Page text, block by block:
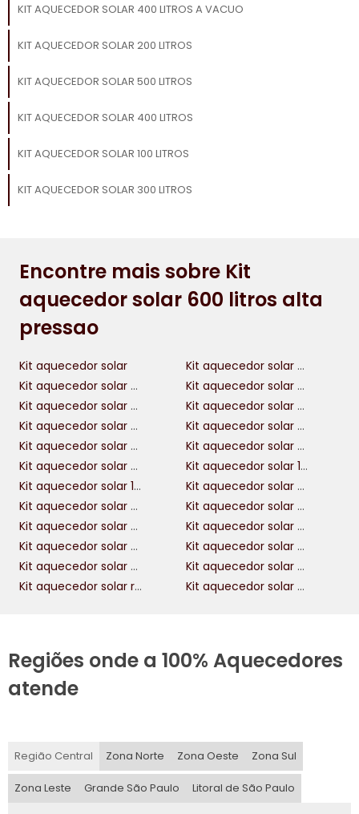
KIT AQUECEDOR SOLAR 400 LITROS A VACUO
KIT AQUECEDOR SOLAR 200 LITROS
KIT AQUECEDOR SOLAR 500 LITROS
KIT AQUECEDOR SOLAR 400 LITROS
KIT AQUECEDOR SOLAR 100 LITROS
KIT AQUECEDOR SOLAR 300 LITROS
Encontre mais sobre Kit
aquecedor solar 600 litros alta
pressao
Kit aquecedor solar
Kit aquecedor solar piscina 40 mil litros
Kit aquecedor solar para piscina
Kit aquecedor solar piscina 20 mil litros
Kit aquecedor solar piscina 30 mil litros
Kit aquecedor solar para chuveiro
Kit aquecedor solar 200 litros
Kit aquecedor solar 500 litros
Kit aquecedor solar piscina 50 mil litros
Kit aquecedor solar 400 litros
Kit aquecedor solar piscina 25 mil litros
Kit aquecedor solar 100 litros
Kit aquecedor solar 1000 litros
Kit aquecedor solar 300 litros
Kit aquecedor solar 300 litros alta pressão
Kit aquecedor solar 400 litros alta pressão
Kit aquecedor solar 500 litros alta pressao
Kit aquecedor solar 600 litros alta pressao
Kit aquecedor solar a vácuo
Kit aquecedor solar com boiler 300 litros
Kit aquecedor solar com boiler 400 litros
Kit aquecedor solar piscina 35 mil litros
Kit aquecedor solar residencial
Kit aquecedor solar 400 litros a vacuo
Regiões onde a 100% Aquecedores
atende
Região Central Zona Norte Zona Oeste Zona Sul
Zona Leste Grande São Paulo Litoral de São Paulo